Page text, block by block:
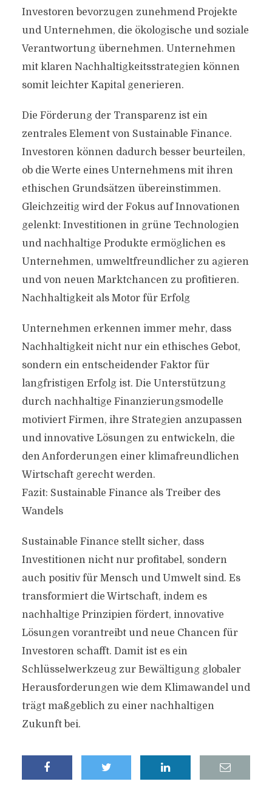
Investoren bevorzugen zunehmend Projekte
und Unternehmen, die ökologische und soziale
Verantwortung übernehmen. Unternehmen
mit klaren Nachhaltigkeitsstrategien können
somit leichter Kapital generieren.
Die Förderung der Transparenz ist ein
zentrales Element von Sustainable Finance.
Investoren können dadurch besser beurteilen,
ob die Werte eines Unternehmens mit ihren
ethischen Grundsätzen übereinstimmen.
Gleichzeitig wird der Fokus auf Innovationen
gelenkt: Investitionen in grüne Technologien
und nachhaltige Produkte ermöglichen es
Unternehmen, umweltfreundlicher zu agieren
und von neuen Marktchancen zu profitieren.
Nachhaltigkeit als Motor für Erfolg
Unternehmen erkennen immer mehr, dass
Nachhaltigkeit nicht nur ein ethisches Gebot,
sondern ein entscheidender Faktor für
langfristigen Erfolg ist. Die Unterstützung
durch nachhaltige Finanzierungsmodelle
motiviert Firmen, ihre Strategien anzupassen
und innovative Lösungen zu entwickeln, die
den Anforderungen einer klimafreundlichen
Wirtschaft gerecht werden.
Fazit: Sustainable Finance als Treiber des
Wandels
Sustainable Finance stellt sicher, dass
Investitionen nicht nur profitabel, sondern
auch positiv für Mensch und Umwelt sind. Es
transformiert die Wirtschaft, indem es
nachhaltige Prinzipien fördert, innovative
Lösungen vorantreibt und neue Chancen für
Investoren schafft. Damit ist es ein
Schlüsselwerkzeug zur Bewältigung globaler
Herausforderungen wie dem Klimawandel und
trägt maßgeblich zu einer nachhaltigen
Zukunft bei.